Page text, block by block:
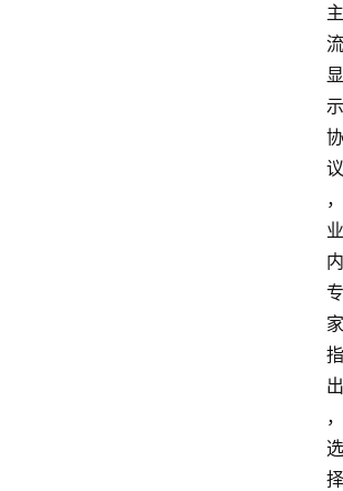
主
流
显
示
协
议
，
业
内
专
家
指
出
，
选
择